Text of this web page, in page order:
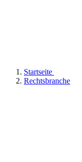
Startseite
Rechtsbranche